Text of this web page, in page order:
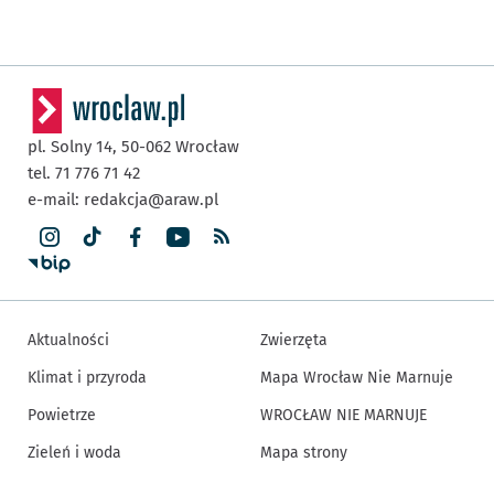
pl. Solny 14, 50-062 Wrocław
tel. 71 776 71 42
e-mail: redakcja@araw.pl
Aktualności
Klimat i przyroda
Powietrze
Zieleń i woda
Zwierzęta
Mapa Wrocław Nie Marnuje
WROCŁAW NIE MARNUJE
Mapa strony